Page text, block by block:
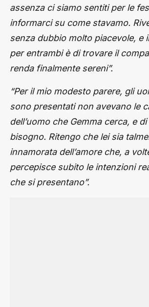
assenza ci siamo sentiti per le
informarci su come stavamo.
senza dubbio molto piacevole, e
per entrambi è di trovare il
renda finalmente sereni”.
“Per il mio modesto parere, gli
sono presentati non avevano le
dell’uomo che Gemma cerca, e
bisogno. Ritengo che lei sia
innamorata dell’amore che, a
percepisce subito le intenzioni
che si presentano”.